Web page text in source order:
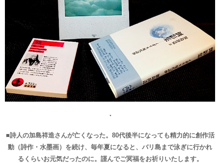
・
■詩人の加島祥造さんが亡くなった。80代後半になっても精力的に創作活
動（詩作・水墨画）を続け、毎年夏になると、バリ島まで泳ぎに行かれ
るくらいお元気だったのに。謹んでご冥福をお祈りいたします。